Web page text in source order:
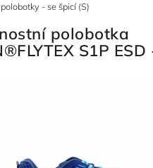
- se špicí (S)
polobotka
S1P